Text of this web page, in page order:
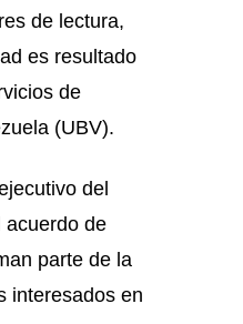
de lectura,
es resultado
de
(UBV).
del
acuerdo de
parte de la
interesados en